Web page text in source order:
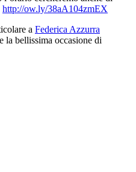
http://ow.ly/38aA104zmEX
a Federica Azzurra
la bellissima occasione di